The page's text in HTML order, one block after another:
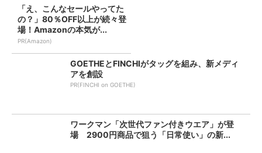
「え、こんなセールやってた
の？」80％OFF以上が続々登
場！Amazonの本気が...
PR(Amazon)
GOETHEとFINCHIがタッグを組み、新メディ
アを創設
PR(FINCHI on GOETHE)
ワークマン「次世代ファン付きウエア」が登
場 2900円商品で狙う「日常使い」の新...